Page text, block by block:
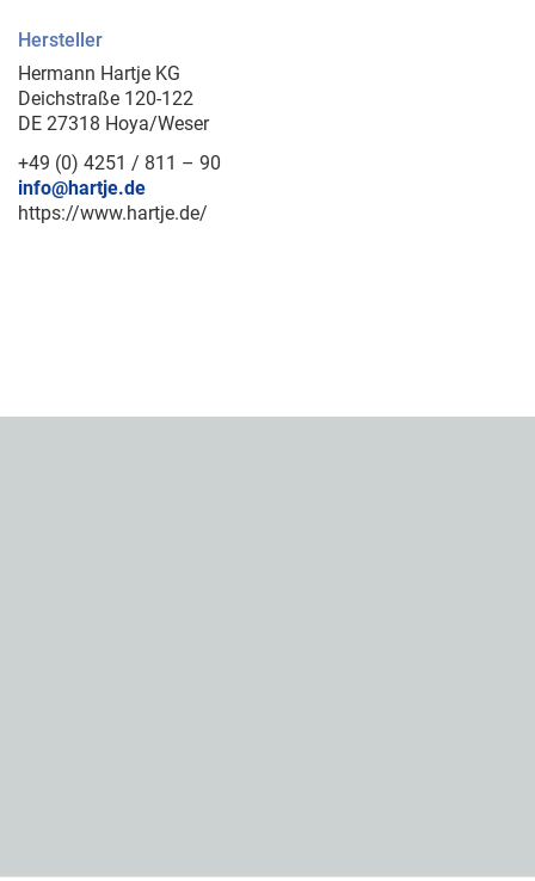
Hersteller
Hermann Hartje KG
Deichstraße 120-122
DE 27318 Hoya/Weser
+49 (0) 4251 / 811 – 90
info@hartje.de
https://www.hartje.de/